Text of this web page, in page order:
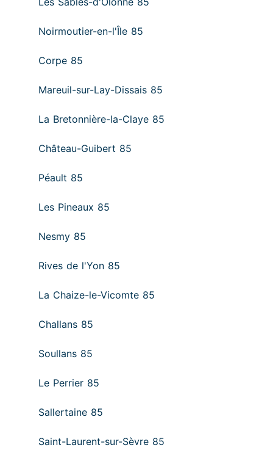
Noirmoutier-en-l'Île 85
Corpe 85
Mareuil-sur-Lay-Dissais 85
La Bretonnière-la-Claye 85
Château-Guibert 85
Péault 85
Les Pineaux 85
Nesmy 85
Rives de l'Yon 85
La Chaize-le-Vicomte 85
Challans 85
Soullans 85
Le Perrier 85
Sallertaine 85
Saint-Laurent-sur-Sèvre 85